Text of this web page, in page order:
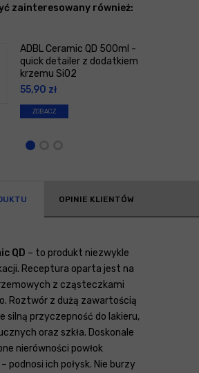
zainteresowany również:
ADBL Ceramic QD 500ml -
quick detailer z dodatkiem
krzemu SiO2
55,90 zł
ZOBACZ
OPINIE KLIENTÓW
QD – to produkt niezwykle
Receptura oparta jest na
z cząsteczkami
Roztwór z dużą zawartością
silną przyczepność do lakieru,
oraz szkła. Doskonale
nierówności powłok
podnosi ich połysk. Nie burzy